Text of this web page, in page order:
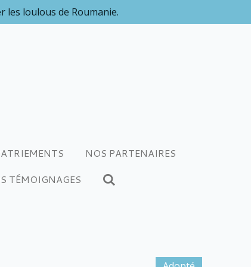
les loulous de Roumanie.
NOS PARTENAIRES
TÉMOIGNAGES